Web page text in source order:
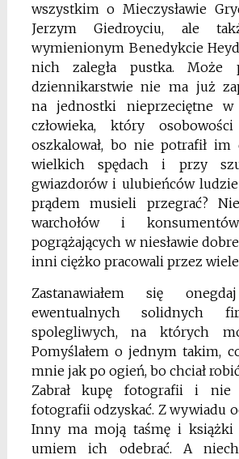
wszystkim o Mieczysławie
Jerzym Giedroyciu, ale
wymienionym Benedykcie
nich zaległa pustka.
dziennikarstwie nie ma już
na jednostki nieprzeciętne w
człowieka, który
oszkalował, bo nie potrafił im
wielkich spędach i przy
gwiazdorów i ulubieńców
prądem musieli przegrać?
warchołów i
pogrążających w niesławie
inni ciężko pracowali przez
Zastanawiałem się
ewentualnych solidnych
spolegliwych, na których
Pomyślałem o jednym takim,
mnie jak po ogień, bo chciał
Zabrał kupę fotografii i nie
fotografii odzyskać. Z wywiadu
Inny ma moją taśmę i
umiem ich odebrać. A